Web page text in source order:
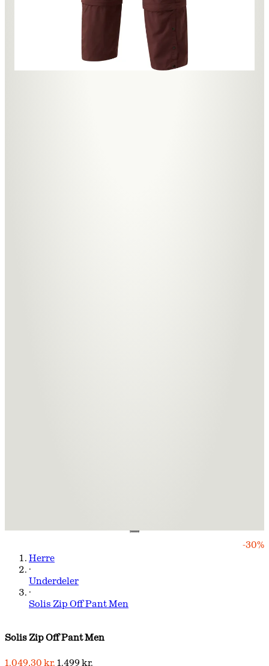
Herre
·
Underdeler
·
Solis Zip Off Pant Men
-30%
Solis Zip Off Pant Men
1.049,30 kr. 1.499 kr.